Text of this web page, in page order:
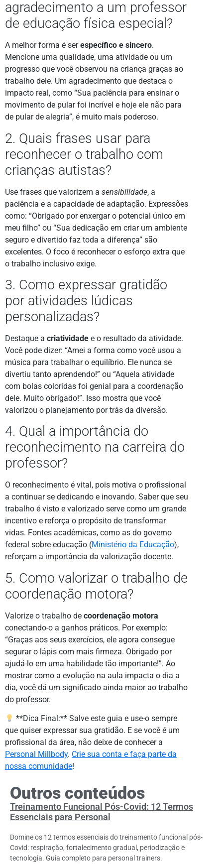
agradecimento a um professor
de educação física especial?
A melhor forma é serespecífico e sincero.
Mencione uma qualidade, uma atividade ou um
progresso que você observou na criança graças ao
trabalho dele. Um agradecimento que destaca o
impacto real, como “Sua paciência para ensinar o
movimento de pular foi incrível e hoje ele não para
de pular de alegria”, é muito mais poderoso.
2. Quais frases usar para
reconhecer o trabalho com
crianças autistas?
Use frases que valorizem a sensibilidade, a
paciência e a capacidade de adaptação. Expressões
como: “Obrigado por enxergar o potencial único em
meu filho” ou “Sua dedicação em criar um ambiente
seguro e divertido faz toda a diferença” são
excelentes. O foco é reconhecer o esforço extra que
o trabalho inclusivo exige.
3. Como expressar gratidão
por atividades lúdicas
personalizadas?
Destaque a criatividade e o resultado da atividade.
Você pode dizer: “Amei a forma como você usou a
música para trabalhar o equilíbrio. Ele nunca se
divertiu tanto aprendendo!” ou “Aquela atividade
com bolas coloridas foi genial para a coordenação
dele. Muito obrigado!”. Isso mostra que você
valorizou o planejamento por trás da diversão.
4. Qual a importância do
reconhecimento na carreira do
professor?
O reconhecimento é vital, pois motiva o profissional
a continuar se dedicando e inovando. Saber que seu
trabalho é visto e valorizado serve como um grande
incentivo e reforça o propósito de transformar
vidas. Fontes acadêmicas, como as do governo
federal sobre educação (Ministério da Educação),
reforçam a importância da valorização docente.
5. Como valorizar o trabalho de
coordenação motora?
Valorize o trabalho de coordenação motora
conectando-o a ganhos práticos. Por exemplo:
“Graças aos seus exercícios, ele agora consegue
segurar o lápis com mais firmeza. Obrigado por
ajudá-lo em uma habilidade tão importante!”. Ao
mostrar como a evolução na aula impacta o dia a
dia, você dá um significado ainda maior ao trabalho
do professor.
**Dica Final:** Salve este guia e use-o sempre
que quiser expressar sua gratidão. E se você é um
profissional da área, não deixe de conhecer a
Personal Millbody. Crie sua conta e faça parte da
nossa comunidade!
Outros conteúdos
Treinamento Funcional Pós-Covid: 12 Termos
Essenciais para Personal
Domine os 12 termos essenciais do treinamento funcional pós-
Covid: respiração, fortalecimento gradual, periodização e
tecnologia. Guia completo para personal trainers.